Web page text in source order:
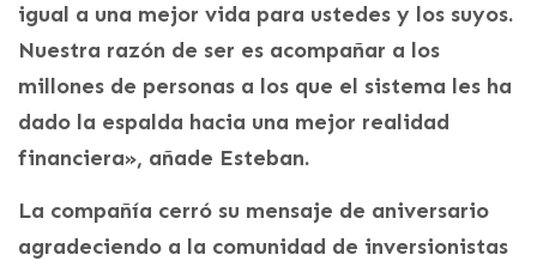
igual a una mejor vida para ustedes y los suyos.
Nuestra razón de ser es acompañar a los
millones de personas a los que el sistema les ha
dado la espalda hacia una mejor realidad
financiera», añade Esteban.
La compañía cerró su mensaje de aniversario
agradeciendo a la comunidad de inversionistas